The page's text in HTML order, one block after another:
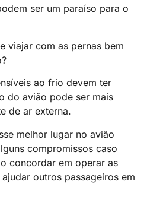
ser um paraíso para o
viajar com as pernas bem
ao frio devem ter
do avião pode ser mais
de ar externa.
melhor lugar no avião
compromissos caso
concordar em operar as
outros passageiros em